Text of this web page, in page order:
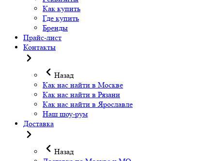
Как купить
Где купить
Бренды
Прайс-лист
Контакты
Назад
Как нас найти в Москве
Как нас найти в Рязани
Как нас найти в Ярославле
Наш шоу-рум
Доставка
Назад